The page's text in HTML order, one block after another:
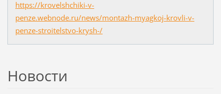
https://krovelshchiki-v-
penze.webnode.ru/news/montazh-myagkoj-krovli-v-
penze-stroitelstvo-krysh-/
Новости